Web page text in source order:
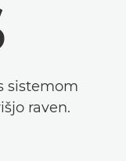
sistemom
raven.